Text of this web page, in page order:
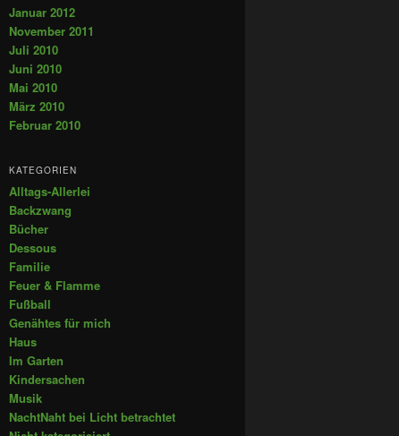
Januar 2012
November 2011
Juli 2010
Juni 2010
Mai 2010
März 2010
Februar 2010
KATEGORIEN
Alltags-Allerlei
Backzwang
Bücher
Dessous
Familie
Feuer & Flamme
Fußball
Genähtes für mich
Haus
Im Garten
Kindersachen
Musik
NachtNaht bei Licht betrachtet